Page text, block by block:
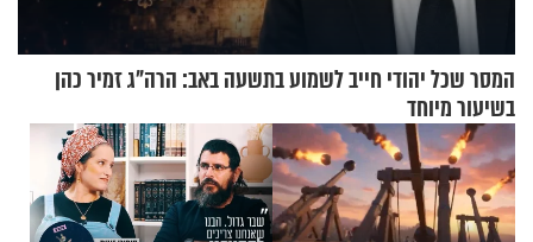
המסר שכל יהודי חייב לשמוע בתשעה באב: הרה"ג זמיר כהן
בשיעור מיוחד